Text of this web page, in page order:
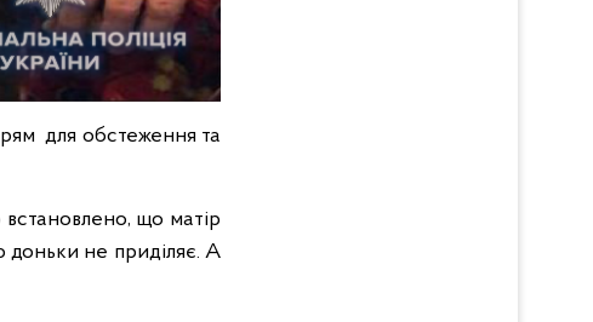
для обстеження та
встановлено, що матір
доньки не приділяє. А